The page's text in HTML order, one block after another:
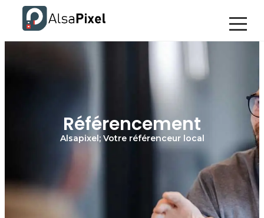
Référencement
Alsapixel; Votre référenceur local